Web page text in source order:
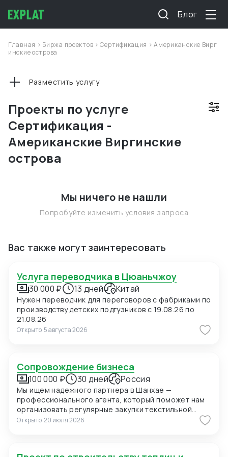
Блог
Главная > Биржа проектов >Сертификация >Американские Вирг
инские острова
Проекты по услуге
Сертификация -
Американские Виргинские
острова
Разместить услугу
Мы ничего не нашли
Попробуйте изменить условия запроса
Вас также могут заинтересовать
Услуга переводчика в Цюаньчжоу
30 000 ₽ 13 дней Китай
Нужен переводчик для переговоров с фабриками по
производству детских подгузников с 19.08.26 по
21.08.26
Открыто 5 августа 2026
Сопровождение бизнеса
100 000 ₽ 30 дней Россия
Мы ищем надежного партнера в Шанхае —
профессионального агента, который поможет нам
организовать регулярные закупки текстильной
продукции и фурнитуры в Китае. В ближайшее время
мы планируем приехать в Шанхай для личных встреч
Открыто 20 июля 2026